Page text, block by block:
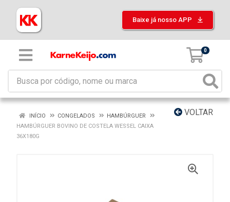
Baixe já nosso APP
0
VOLTAR
INÍCIO CONGELADOS
HAMBÚRGUER
HAMBÚRGUER BOVINO DE COSTELA WESSEL CAIXA
36X180G